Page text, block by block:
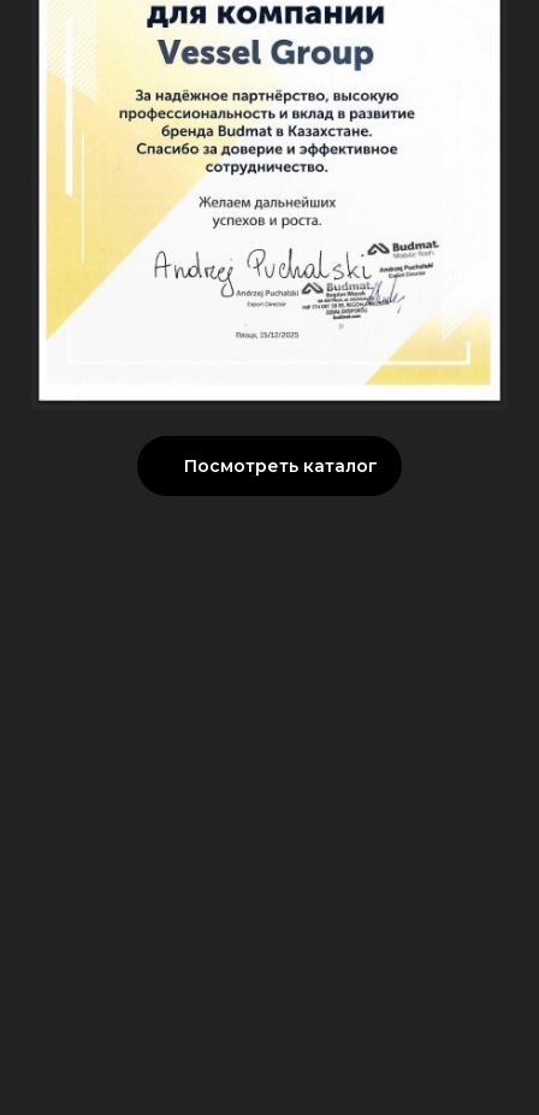
Посмотреть каталог